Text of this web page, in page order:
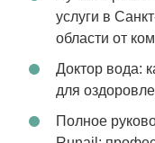
услуги в
области от
Доктор вода:
для
Полное